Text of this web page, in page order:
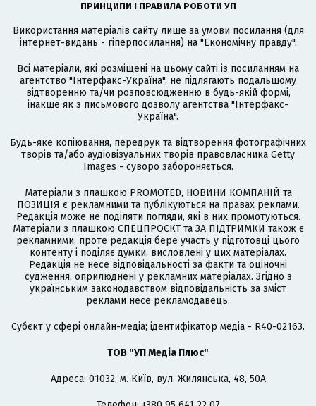
ПРИНЦИПИ І ПРАВИЛА РОБОТИ УП
Використання матеріалів сайту лише за умови посилання (для
інтернет-видань - гіперпосилання) на "Економічну правду".
Всі матеріали, які розміщені на цьому сайті із посиланням на
агентство "Інтерфакс-Україна", не підлягають подальшому
відтворенню та/чи розповсюдженню в будь-якій формі,
інакше як з письмового дозволу агентства "Інтерфакс-
Україна".
Будь-яке копіювання, передрук та відтворення фотографічних
творів та/або аудіовізуальних творів правовласника Getty
Images - суворо забороняється.
Матеріали з плашкою PROMOTED, НОВИНИ КОМПАНІЙ та
ПОЗИЦІЯ є рекламними та публікуються на правах реклами.
Редакція може не поділяти погляди, які в них промотуються.
Матеріали з плашкою СПЕЦПРОЄКТ та ЗА ПІДТРИМКИ також є
рекламними, проте редакція бере участь у підготовці цього
контенту і поділяє думки, висловлені у цих матеріалах.
Редакція не несе відповідальності за факти та оціночні
судження, оприлюднені у рекламних матеріалах. Згідно з
українським законодавством відповідальність за зміст
реклами несе рекламодавець.
Cубєкт у сфері онлайн-медіа; ідентифікатор медіа - R40-02163.
ТОВ "УП Медіа Плюс"
Адреса: 01032, м. Київ, вул. Жилянська, 48, 50А